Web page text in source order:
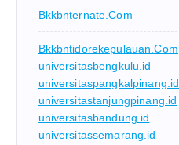
Bkkbnternate.com
Bkkbntidorekepulauan.com
universitasbengkulu.id
universitaspangkalpinang.id
universitastanjungpinang.id
universitasbandung.id
universitassemarang.id